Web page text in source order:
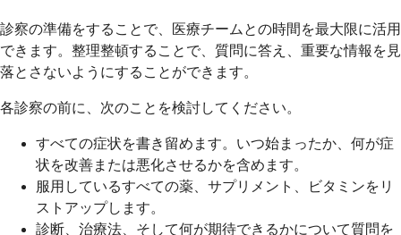
診察の準備をすることで、医療チームとの時間を最大限に活用
できます。整理整頓することで、質問に答え、重要な情報を見
落とさないようにすることができます。
各診察の前に、次のことを検討してください。
すべての症状を書き留めます。いつ始まったか、何が症
状を改善または悪化させるかを含めます。
服用しているすべての薬、サプリメント、ビタミンをリ
ストアップします。
診断、治療法、そして何が期待できるかについて質問を